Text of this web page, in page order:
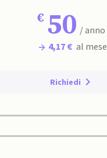
50 / anno
4,17 € al mese
Richiedi